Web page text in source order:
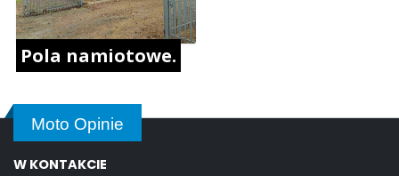
Pola namiotowe.
Moto Opinie
W KONTAKCIE